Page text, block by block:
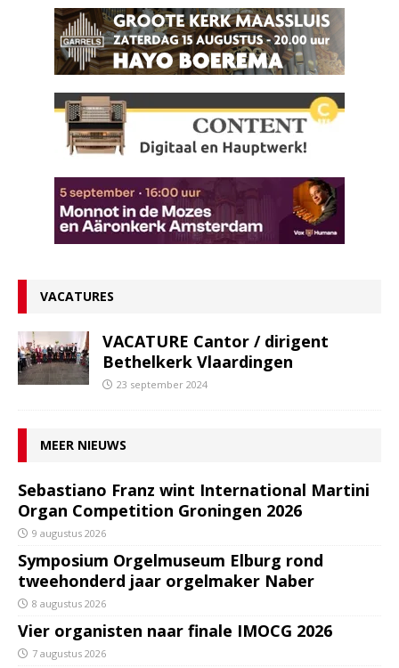
VACATURES
VACATURE Cantor / dirigent
Bethelkerk Vlaardingen
23 september 2024
MEER NIEUWS
Sebastiano Franz wint International Martini
Organ Competition Groningen 2026
9 augustus 2026
Symposium Orgelmuseum Elburg rond
tweehonderd jaar orgelmaker Naber
8 augustus 2026
Vier organisten naar finale IMOCG 2026
7 augustus 2026